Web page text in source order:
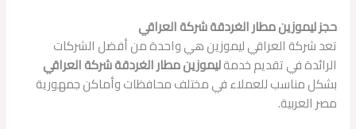
حجز ليموزين مطار الغردقة شركة العراقي
تعد شركة العراقي ليموزين هي واحدة من أفضل الشركات
الرائدة في تقديم خدمةليموزين مطار الغردقة شركة العراقي
بشكل مناسب للعملاء في مختلف محافظات وأماكن جمهورية
مصر العربية.